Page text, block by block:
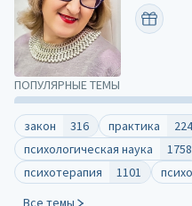
ПОПУЛЯРНЫЕ ТЕМЫ
закон 316 практика
психологическая наука
1758
психотерапия
1101
Все темы